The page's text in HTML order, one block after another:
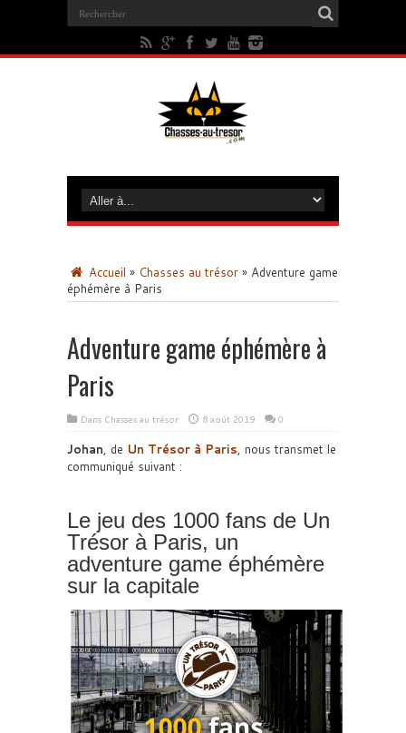
Accueil » Chasses au trésor » Adventure game
éphémère à Paris
Adventure game éphémère à
Paris
Dans Chasses au trésor 8 août 2019 0
Johan, de Un Trésor à Paris, nous transmet le
communiqué suivant :
Le jeu des 1000 fans de Un
Trésor à Paris, un
adventure game éphémère
sur la capitale